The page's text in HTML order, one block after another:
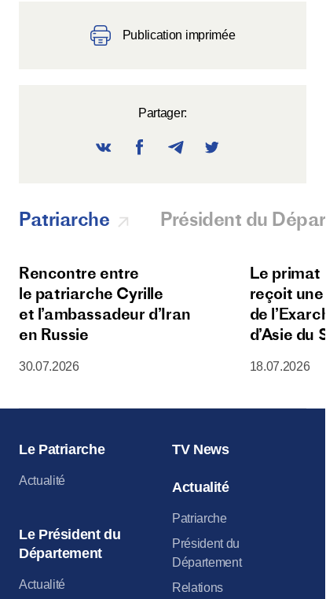
Publication imprimée
Partager:
Patriarche Président du
Rencontre entre
le patriarche Cyrille
et l’ambassadeur d’Iran
en Russie
30.07.2026
Le primat
reçoit
de
d’Asie du
18.07.2026
Le Patriarche
Actualité
Le Président du
Département
Actualité
TV News
Actualité
Patriarche
Président du
Département
Relations